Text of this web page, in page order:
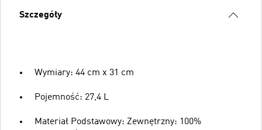
Szczegóły
Wymiary: 44 cm x 31 cm
Pojemność: 27,4 L
Materiał Podstawowy: Zewnętrzny: 100%